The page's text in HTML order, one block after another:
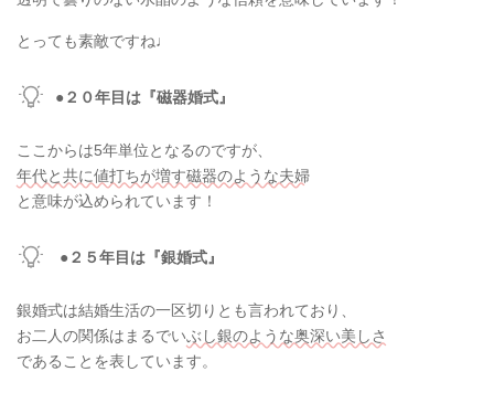
とっても素敵ですね♩
●２０年目は『磁器婚式』
ここからは5年単位となるのですが、
年代と共に値打ちが増す磁器のような夫婦
と意味が込められています！
●２５年目は『銀婚式』
銀婚式は結婚生活の一区切りとも言われており、
お二人の関係はまるでいぶし銀のような奥深い美しさ
であることを表しています。